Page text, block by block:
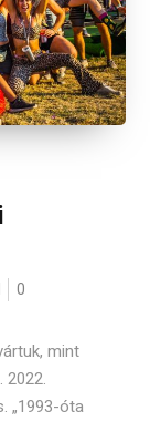
0
mint
2022.
„1993-óta